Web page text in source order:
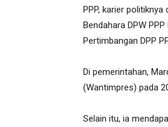
PPP, karier
Bendahara DPW
Pertimbangan DPP
Di pemerintahan,
(Wantimpres) pada
Selain itu, ia